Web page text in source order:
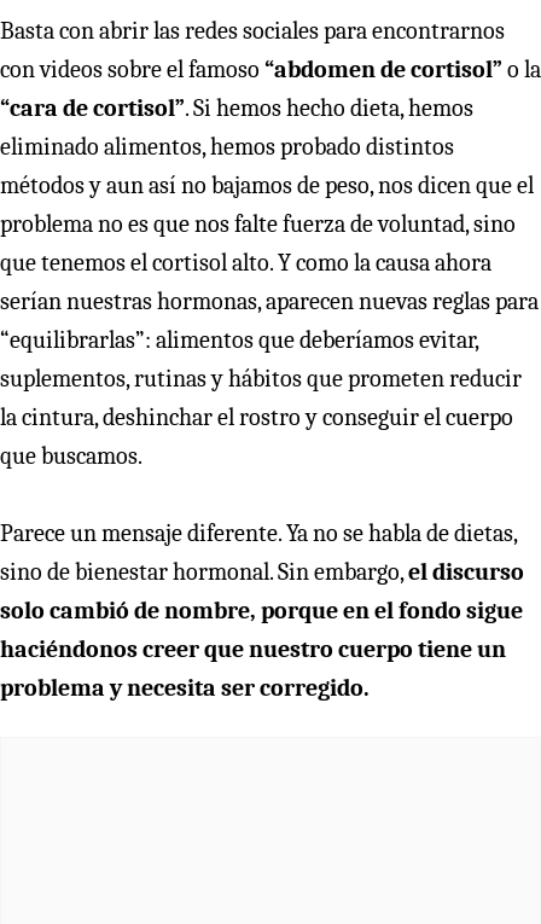
Basta con abrir las redes sociales para encontrarnos
con videos sobre el famoso “abdomen de cortisol” o la
“cara de cortisol”. Si hemos hecho dieta, hemos
eliminado alimentos, hemos probado distintos
métodos y aun así no bajamos de peso, nos dicen que el
problema no es que nos falte fuerza de voluntad, sino
que tenemos el cortisol alto. Y como la causa ahora
serían nuestras hormonas, aparecen nuevas reglas para
“equilibrarlas”: alimentos que deberíamos evitar,
suplementos, rutinas y hábitos que prometen reducir
la cintura, deshinchar el rostro y conseguir el cuerpo
que buscamos.
Parece un mensaje diferente. Ya no se habla de dietas,
sino de bienestar hormonal. Sin embargo,el discurso
solo cambió de nombre, porque en el fondo sigue
haciéndonos creer que nuestro cuerpo tiene un
problema y necesita ser corregido.